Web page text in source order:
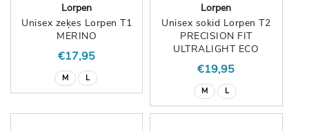
Lorpen
Unisex zeķes Lorpen T1
MERINO
€17,95
M L
Lorpen
Unisex sokid Lorpen T2
PRECISION FIT
ULTRALIGHT ECO
€19,95
M L